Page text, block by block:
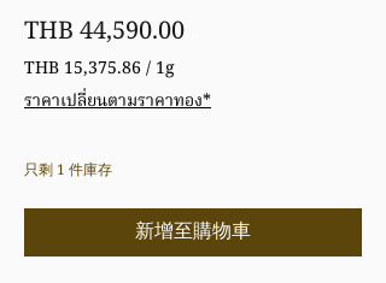
THB 44,590.00價
THB 15,375.86 / 1g
每
1
克
之
價
為
ราคาเปลี่ยนตามราคาทอง*
只剩 1 件庫存
新增至購物車